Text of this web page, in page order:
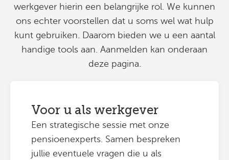
werkgever hierin een belangrijke rol. We kunnen
ons echter voorstellen dat u soms wel wat hulp
kunt gebruiken. Daarom bieden we u een aantal
handige tools aan. Aanmelden kan onderaan
deze pagina.
Voor u als werkgever
Een strategische sessie met onze
pensioenexperts. Samen bespreken
jullie eventuele vragen die u als